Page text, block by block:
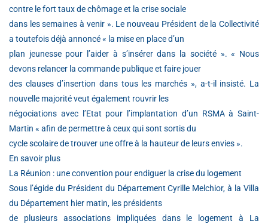
contre le fort taux de chômage et la crise sociale
dans les semaines à venir ». Le nouveau Président de la Collectivité
a toutefois déjà annoncé « la mise en place d’un
plan jeunesse pour l’aider à s’insérer dans la société ». « Nous
devons relancer la commande publique et faire jouer
des clauses d’insertion dans tous les marchés », a-t-il insisté. La
nouvelle majorité veut également rouvrir les
négociations avec l’Etat pour l’implantation d’un RSMA à Saint-
Martin « afin de permettre à ceux qui sont sortis du
cycle scolaire de trouver une offre à la hauteur de leurs envies ».
En savoir plus
La Réunion : une convention pour endiguer la crise du logement
Sous l’égide du Président du Département Cyrille Melchior, à la Villa
du Département hier matin, les présidents
de plusieurs associations impliquées dans le logement à La